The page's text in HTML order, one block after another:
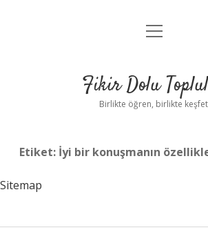
Anasayfa
Yasal Uyarı
menüyü
Fikir Dolu
Birlikte öğren, birlikte
Etiket: İyi bir konuşmanın
Sitemap